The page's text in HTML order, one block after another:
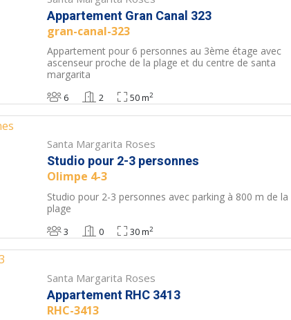
Appartement Gran Canal 323
gran-canal-323
Appartement pour 6 personnes au 3ème étage avec
ascenseur proche de la plage et du centre de santa
margarita
6 2 50 m2
Santa Margarita Roses
Studio pour 2-3 personnes
Olimpe 4-3
Studio pour 2-3 personnes avec parking à 800 m de la
plage
3 0 30 m2
Santa Margarita Roses
Appartement RHC 3413
RHC-3413